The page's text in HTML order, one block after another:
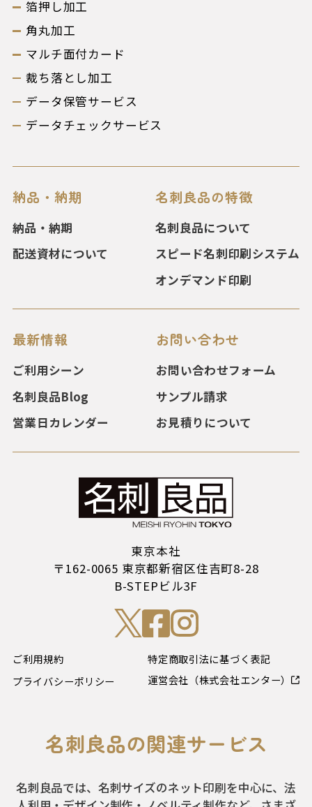
東京本社
〒162-0065 東京都新宿区住吉町8-28
B-STEPビル3F
ご利用規約
プライバシーポリシー
特定商取引法に基づく表記
運営会社（株式会社エンター）
箔押し加工
角丸加工
マルチ面付カード
裁ち落とし加工
データ保管サービス
データチェックサービス
納品・納期
納品・納期
配送資材について
名刺良品の特徴
名刺良品について
スピード名刺印刷システム
オンデマンド印刷
最新情報
ご利用シーン
名刺良品Blog
営業日カレンダー
お問い合わせ
お問い合わせフォーム
サンプル請求
お見積りについて
名刺良品の関連サービス
名刺良品では、名刺サイズのネット印刷を中心に、法